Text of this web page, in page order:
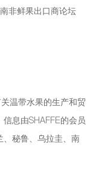
非鲜果出口商论坛
温带水果的生产和贸
息由SHAFFE的会员
、秘鲁、乌拉圭、南